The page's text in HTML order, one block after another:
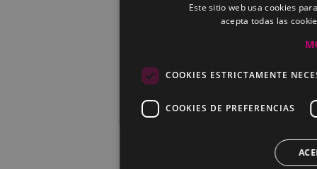
Este sitio web usa cookies
acepta todas las
COOKIES ESTRICTAMENTE
COOKIES DE PREFERENCIAS